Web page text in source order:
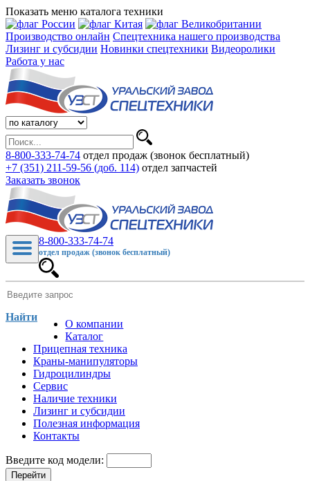
Показать меню каталога техники
Производство онлайн Спецтехника нашего производства
Лизинг и субсидии Новинки спецтехники Видеоролики
Работа у нас
8-800-333-74-74 отдел продаж (звонок бесплатный)
+7 (351) 211-59-56 (доб. 114) отдел запчастей
Заказать звонок
8-800-333-74-74
отдел продаж (звонок бесплатный)
Найти
О компании
Каталог
Прицепная техника
Краны-манипуляторы
Гидроцилиндры
Сервис
Наличие техники
Лизинг и субсидии
Полезная информация
Контакты
Введите код модели:
Перейти